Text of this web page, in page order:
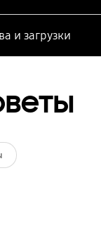
и загрузки